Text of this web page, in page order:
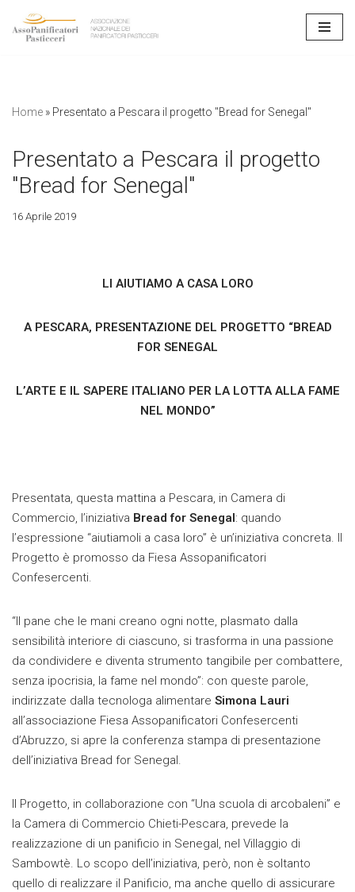
Vai
Home » Presentato a Pescara il progetto "Bread for Senegal"
Presentato a Pescara il progetto
"Bread for Senegal"
16 Aprile 2019
LI AIUTIAMO A CASA LORO
A PESCARA, PRESENTAZIONE DEL PROGETTO “BREAD
FOR SENEGAL
L’ARTE E IL SAPERE ITALIANO PER LA LOTTA ALLA FAME
NEL MONDO”
Presentata, questa mattina a Pescara, in Camera di
Commercio, l’iniziativa Bread for Senegal: quando
l’espressione “aiutiamoli a casa loro” è un’iniziativa concreta. Il
Progetto è promosso da Fiesa Assopanificatori
Confesercenti.
“Il pane che le mani creano ogni notte, plasmato dalla
sensibilità interiore di ciascuno, si trasforma in una passione
da condividere e diventa strumento tangibile per combattere,
senza ipocrisia, la fame nel mondo”: con queste parole,
indirizzate dalla tecnologa alimentare Simona Lauri
all’associazione Fiesa Assopanificatori Confesercenti
d’Abruzzo, si apre la conferenza stampa di presentazione
dell’iniziativa Bread for Senegal.
Il Progetto, in collaborazione con “Una scuola di arcobaleni” e
la Camera di Commercio Chieti-Pescara, prevede la
realizzazione di un panificio in Senegal, nel Villaggio di
Sambowtè. Lo scopo dell’iniziativa, però, non è soltanto
quello di realizzare il Panificio, ma anche quello di assicurare